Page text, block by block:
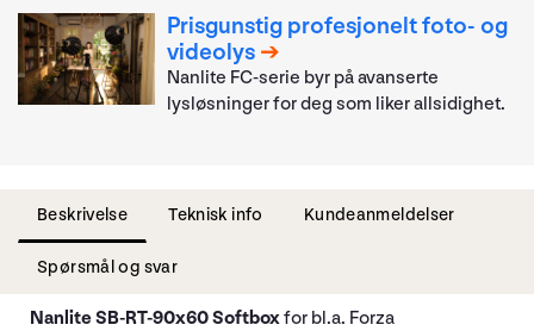
Prisgunstig profesjonelt foto- og
videolys
Nanlite FC-serie byr på avanserte
lysløsninger for deg som liker allsidighet.
Beskrivelse Teknisk info Kundeanmeldelser
Spørsmål og svar
Nanlite SB-RT-90x60 Softboxfor bl.a. Forza